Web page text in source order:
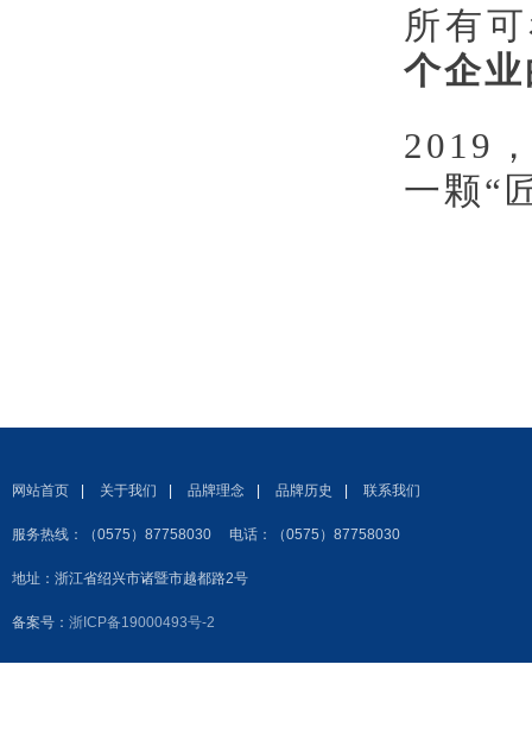
所有
个企
2019
一颗“
网站首页 关于我们 品牌理念 品牌历史 联系我们
服务热线：（0575）87758030 电话：（0575）87758030
地址：浙江省绍兴市诸暨市越都路2号
备案号： 浙ICP备19000493号-2